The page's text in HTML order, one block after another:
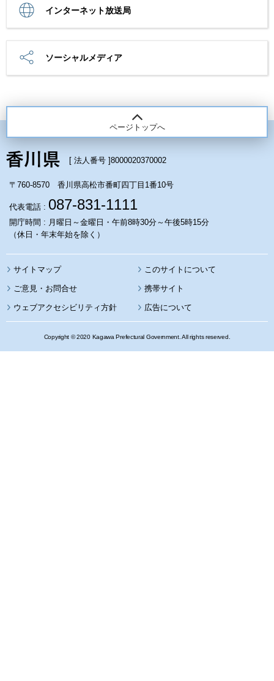
インターネット放送局
ソーシャルメディア
ページトップへ
[ 法人番号 ]8000020370002
〒760-8570 香川県高松市番町四丁目1番10号
代表電話 : 087-831-1111
開庁時間 : 月曜日～金曜日・午前8時30分～午後5時15分
（休日・年末年始を除く）
サイトマップ このサイトについて
携帯サイト
ウェブアクセシビリティ方針 広告について
Copyright © 2020 Kagawa Prefectural Government. All rights reserved.